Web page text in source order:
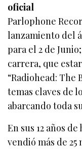
oficial
Parlophone
lanzamiento del
para el 2 de
carrera, que
“Radiohead: The
temas claves de
abarcando toda
En sus 12 años
vendió más de